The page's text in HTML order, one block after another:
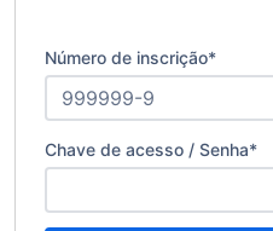
Número de inscrição*
Chave de acesso / Senha*